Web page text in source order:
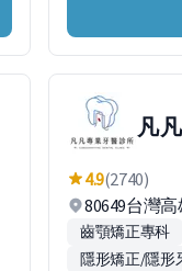
凡
4.9(2740)
80649台灣
齒顎矯正專科
隱形矯正/隱形